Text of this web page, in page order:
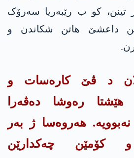
تینن، کو ب رێبەریا سەرۆک
داعشێ هاتن شکاندن و
10 سالان د ڤێ کارەسات و
رەوشا دەڤەرا
هەروەسا ژ بەر
و کۆمێن چەکدارێن